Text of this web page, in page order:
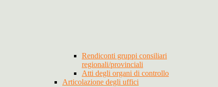
Rendiconti gruppi consiliari
regionali/provinciali
Atti degli organi di controllo
Articolazione degli uffici